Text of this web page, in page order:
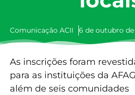
Comunicação ACII 6 de outubro de
As inscrições foram
para as instituições da
além de seis comunidades